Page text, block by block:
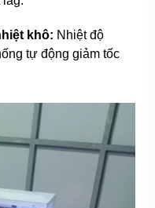
khô: Nhiệt độ
tự động giảm tốc